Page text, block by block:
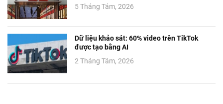
5 Tháng Tám, 2026
Dữ liệu khảo sát: 60% video trên TikTok
được tạo bằng AI
2 Tháng Tám, 2026